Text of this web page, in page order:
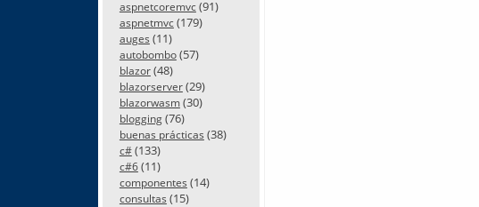
aspnetcoremvc(91)
aspnetmvc(179)
auges (11)
autobombo(57)
blazor(48)
blazorserver(29)
blazorwasm(30)
blogging(76)
buenas prácticas (38)
c#(133)
c#6(11)
componentes (14)
consultas (15)